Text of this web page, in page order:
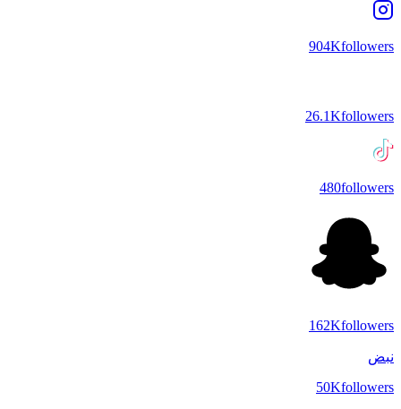
904Kfollowers
26.1Kfollowers
480followers
162Kfollowers
نبض
50Kfollowers